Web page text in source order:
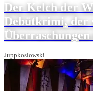
Der Kelch der
Debütkrimi, der
Juppkoslowski